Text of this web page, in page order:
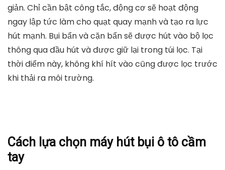
giản. Chỉ cần bật công tắc, động cơ sẽ hoạt động
ngay lập tức làm cho quạt quay mạnh và tạo ra lực
hút mạnh. Bụi bẩn và cặn bẩn sẽ được hút vào bộ lọc
thông qua đầu hút và được giữ lại trong túi lọc. Tại
thời điểm này, không khí hít vào cũng được lọc trước
khi thải ra môi trường.
Cách lựa chọn máy hút bụi ô tô cầm
tay